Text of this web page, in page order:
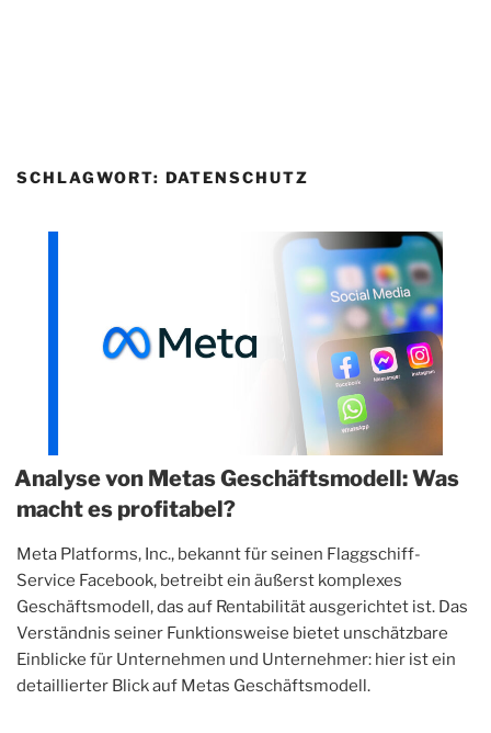
SCHLAGWORT: DATENSCHUTZ
Analyse von Metas Geschäftsmodell: Was
macht es profitabel?
Meta Platforms, Inc., bekannt für seinen Flaggschiff-
Service Facebook, betreibt ein äußerst komplexes
Geschäftsmodell, das auf Rentabilität ausgerichtet ist. Das
Verständnis seiner Funktionsweise bietet unschätzbare
Einblicke für Unternehmen und Unternehmer: hier ist ein
detaillierter Blick auf Metas Geschäftsmodell.